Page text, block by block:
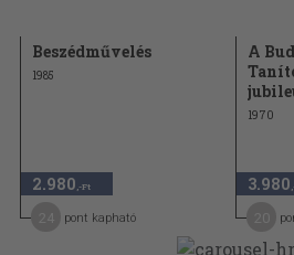
Beszédművelés
1985
2.980 ,-Ft
pont kapható
A
1970
3.980